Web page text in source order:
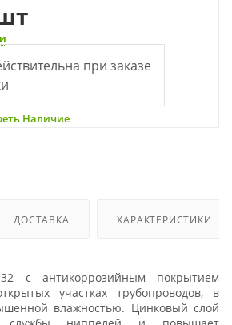
при заказе
Наличие
ДОСТАВКА ХАРАКТЕРИСТИКИ
с антикоррозийным покрытием
участках трубопроводов, в
влажностью. Цинковый слой